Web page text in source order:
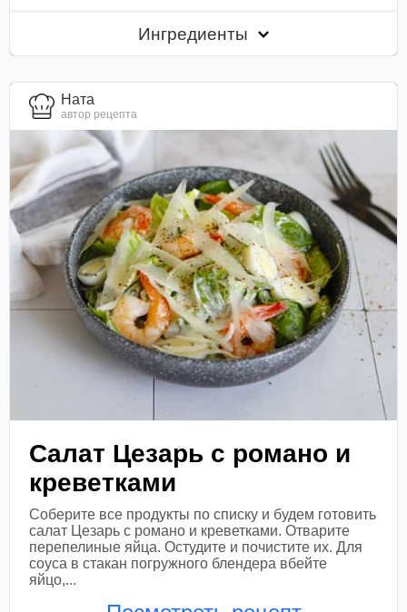
Ингредиенты
Ната
автор рецепта
Салат Цезарь с романо и
креветками
Соберите все продукты по списку и будем готовить
салат Цезарь с романо и креветками. Отварите
перепелиные яйца. Остудите и почистите их. Для
соуса в стакан погружного блендера вбейте
яйцо,...